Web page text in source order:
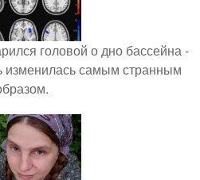
головой о дно бассейна -
изменилась самым странным